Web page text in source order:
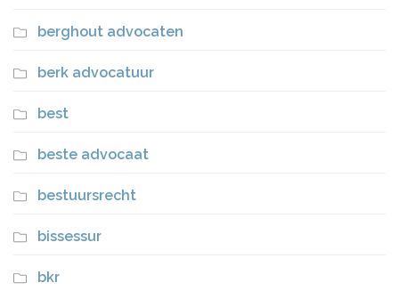
berghout advocaten
berk advocatuur
best
beste advocaat
bestuursrecht
bissessur
bkr